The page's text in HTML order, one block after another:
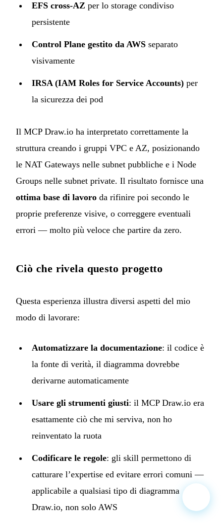
EFS cross-AZ per lo storage condiviso
persistente
Control Plane gestito da AWS separato
visivamente
IRSA (IAM Roles for Service Accounts) per
la sicurezza dei pod
Il MCP Draw.io ha interpretato correttamente la
struttura creando i gruppi VPC e AZ, posizionando
le NAT Gateways nelle subnet pubbliche e i Node
Groups nelle subnet private. Il risultato fornisce una
ottima base di lavoro da rifinire poi secondo le
proprie preferenze visive, o correggere eventuali
errori — molto più veloce che partire da zero.
Ciò che rivela questo progetto
Questa esperienza illustra diversi aspetti del mio
modo di lavorare:
Automatizzare la documentazione: il codice è
la fonte di verità, il diagramma dovrebbe
derivarne automaticamente
Usare gli strumenti giusti: il MCP Draw.io era
esattamente ciò che mi serviva, non ho
reinventato la ruota
Codificare le regole: gli skill permettono di
catturare l’expertise ed evitare errori comuni —
applicabile a qualsiasi tipo di diagramma
Draw.io, non solo AWS